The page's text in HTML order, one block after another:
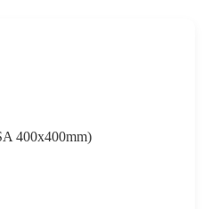
400x400mm)